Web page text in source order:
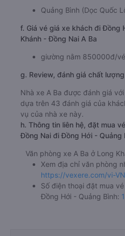
Quảng Bình (Dọc Quốc
f. Giá vé giá xe khách đi Đồng
Khánh - Đồng Nai A Ba
giường nằm 850000đ/vé
g. Review, đánh giá chất
Nhà xe A Ba được đánh giá
dựa trên 43 đánh giá của
vụ của nhà xe này.
h. Thông tin liên hệ, đặt mua
Đồng Nai đi Đồng Hới - Quảng
Văn phòng xe A Ba ở Long
Xem địa chỉ văn phòng
https://vexere.com/vi-
Số điện thoại đặt mua
Đồng Hới - Quảng Bình: